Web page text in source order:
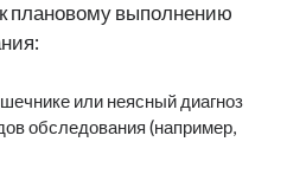
плановому выполнению
или неясный диагноз
обследования (например,